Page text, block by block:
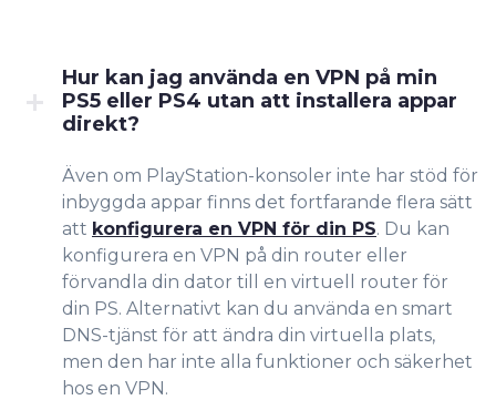
Hur kan jag använda en VPN på min
PS5 eller PS4 utan att installera appar
direkt?
Även om PlayStation-konsoler inte har stöd för
inbyggda appar finns det fortfarande flera sätt
att konfigurera en VPN för din PS. Du kan
konfigurera en VPN på din router eller
förvandla din dator till en virtuell router för
din PS. Alternativt kan du använda en smart
DNS-tjänst för att ändra din virtuella plats,
men den har inte alla funktioner och säkerhet
hos en VPN.